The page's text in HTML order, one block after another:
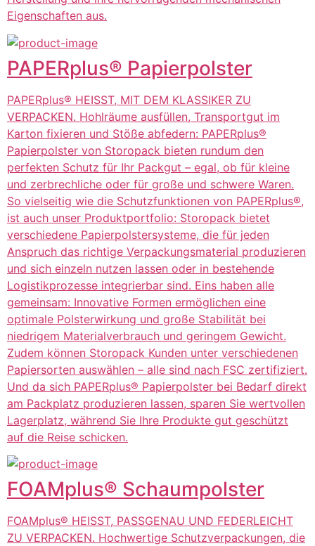
Eigenschaften aus.
PAPERplus® Papierpolster
PAPERplus® HEISST, MIT DEM KLASSIKER ZU
VERPACKEN. Hohlräume ausfüllen, Transportgut im
Karton fixieren und Stöße abfedern: PAPERplus®
Papierpolster von Storopack bieten rundum den
perfekten Schutz für Ihr Packgut – egal, ob für kleine
und zerbrechliche oder für große und schwere Waren.
So vielseitig wie die Schutzfunktionen von PAPERplus®,
ist auch unser Produktportfolio: Storopack bietet
verschiedene Papierpolstersysteme, die für jeden
Anspruch das richtige Verpackungsmaterial produzieren
und sich einzeln nutzen lassen oder in bestehende
Logistikprozesse integrierbar sind. Eins haben alle
gemeinsam: Innovative Formen ermöglichen eine
optimale Polsterwirkung und große Stabilität bei
niedrigem Materialverbrauch und geringem Gewicht.
Zudem können Storopack Kunden unter verschiedenen
Papiersorten auswählen – alle sind nach FSC zertifiziert.
Und da sich PAPERplus® Papierpolster bei Bedarf direkt
am Packplatz produzieren lassen, sparen Sie wertvollen
Lagerplatz, während Sie Ihre Produkte gut geschützt
auf die Reise schicken.
FOAMplus® Schaumpolster
FOAMplus® HEISST, PASSGENAU UND FEDERLEICHT
ZU VERPACKEN. Hochwertige Schutzverpackungen, die